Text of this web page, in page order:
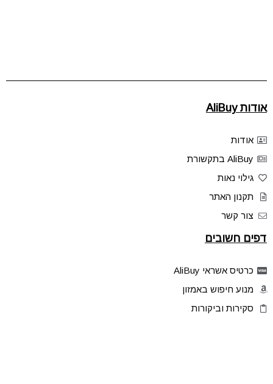
אודות AliBuy
אודות
AliBuy בתקשורת
גילוי נאות
תקנון האתר
צור קשר
דפים חשובים
כרטיס אשראי AliBuy
מנוע חיפוש באמזון
סקירות וביקורות